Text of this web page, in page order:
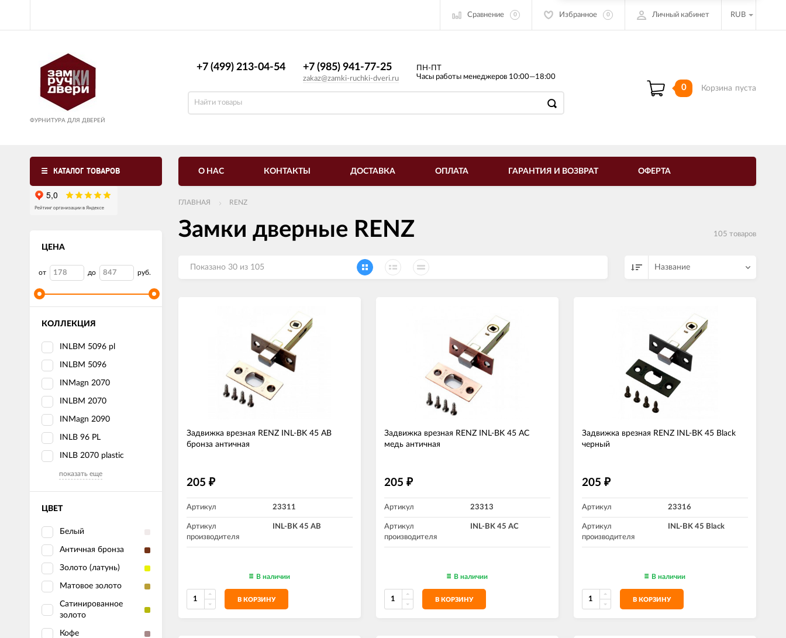
Сравнение 0 Избранное 0 Личный кабинет RUB
ФУРНИТУРА ДЛЯ ДВЕРЕЙ
+7 (499) 213-04-54​ +7 (985) 941-77-25
zakaz@zamki-ruchki-dveri.ru
ПН-ПТ
Часы работы менеджеров 10:00—18:00
0 Корзина пуста
КАТАЛОГ ТОВАРОВ
ЦЕНА
от до руб.
КОЛЛЕКЦИЯ
INLBM 5096 pl
INLBM 5096
INMagn 2070
INLBM 2070
INMagn 2090
INLB 96 PL
INLB 2070 plastic
показать еще
ЦВЕТ
Белый
Античная бронза
Золото (латунь)
Матовое золото
Сатинированное
золото
Кофе
О НАС КОНТАКТЫ ДОСТАВКА ОПЛАТА ГАРАНТИЯ И ВОЗВРАТ ОФЕРТА
ГЛАВНАЯ RENZ
Замки дверные RENZ 105 товаров
Показано 30 из 105 Название
Задвижка врезная RENZ INL-BK 45 AB
бронза античная
205 ₽
Артикул 23311
Артикул
производителя
INL-BK 45 AB
В наличии
В КОРЗИНУ
Задвижка врезная RENZ INL-BK 45 AС
медь античная
205 ₽
Артикул 23313
Артикул
производителя
INL-BK 45 AС
В наличии
В КОРЗИНУ
Задвижка врезная RENZ INL-BK 45 Black
черный
205 ₽
Артикул 23316
Артикул
производителя
INL-BK 45 Black
В наличии
В КОРЗИНУ